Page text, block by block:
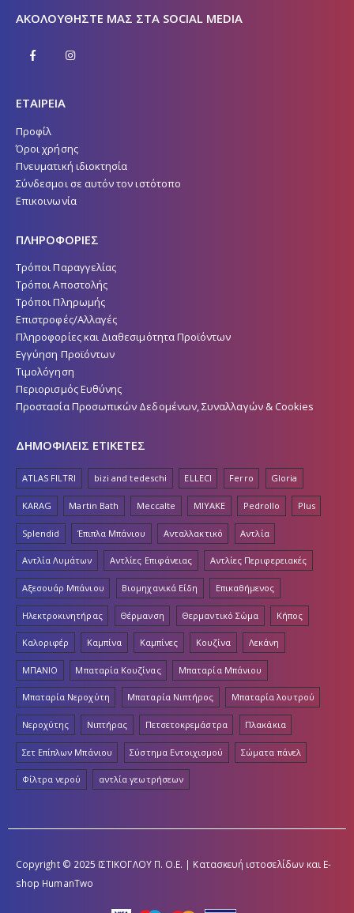
ΑΚΟΛΟΥΘΉΣΤΕ ΜΑΣ ΣΤΑ SOCIAL MEDIA
ΕΤΑΙΡΕΙΑ
Προφίλ
Όροι χρήσης
Πνευματική ιδιοκτησία
Σύνδεσμοι σε αυτόν τον ιστότοπο
Επικοινωνία
ΠΛΗΡΟΦΟΡΙΕΣ
Τρόποι Παραγγελίας
Τρόποι Αποστολής
Τρόποι Πληρωμής
Επιστροφές/Αλλαγές
Πληροφορίες και Διαθεσιμότητα Προϊόντων
Εγγύηση Προϊόντων
Τιμολόγηση
Περιορισμός Ευθύνης
Προστασία Προσωπικών Δεδομένων, Συναλλαγών & Cookies
ΔΗΜΟΦΙΛΕΙΣ ΕΤΙΚΕΤΕΣ
ATLAS FILTRI bizi and tedeschi ELLECI Ferro Gloria
KARAG Martin Bath Meccalte MIYAKE Pedrollo Plus
Splendid Έπιπλα Μπάνιου Ανταλλακτικό Αντλία
Αντλία Λυμάτων Αντλίες Επιφάνειας Αντλίες Περιφερειακές
Αξεσουάρ Μπάνιου Βιομηχανικά Είδη Επικαθήμενος
Ηλεκτροκινητήρας Θέρμανση Θερμαντικό Σώμα Κήπος
Καλοριφέρ Καμπίνα Καμπίνες Κουζίνα Λεκάνη
ΜΠΑΝΙΟ Μπαταρία Κουζίνας Μπαταρία Μπάνιου
Μπαταρία Νεροχύτη Μπαταρία Νιπτήρος Μπαταρία λουτρού
Νεροχύτης Νιπτήρας Πετσετοκρεμάστρα Πλακάκια
Σετ Επίπλων Μπάνιου Σύστημα Εντοιχισμού Σώματα πάνελ
Φίλτρα νερού αντλία γεωτρήσεων
Copyright © 2025 ΙΣΤΙΚΟΓΛΟΥ Π. Ο.Ε. | Κατασκευή ιστοσελίδων και E-
shop HumanTwo